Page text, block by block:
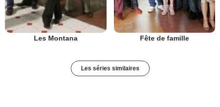
Les Montana Fête de famille
Les séries similaires